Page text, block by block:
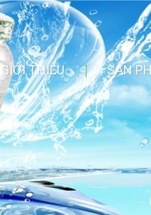
GIỚI THIỆU SẢN